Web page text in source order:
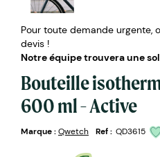
Pour toute demande urgente,
devis !
Notre équipe trouvera une
Bouteille
600 ml - Active
Marque :Qwetch Ref : QD3615